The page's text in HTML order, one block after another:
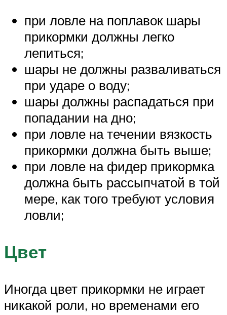
при ловле на поплавок шары
прикормки должны легко
лепиться;
шары не должны разваливаться
при ударе о воду;
шары должны распадаться при
попадании на дно;
при ловле на течении вязкость
прикормки должна быть выше;
при ловле на фидер прикормка
должна быть рассыпчатой в той
мере, как того требуют условия
ловли;
Цвет
Иногда цвет прикормки не играет
никакой роли, но временами его